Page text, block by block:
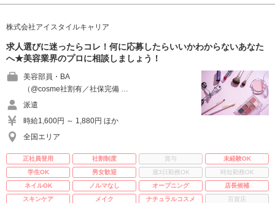
株式会社アイスタイルキャリア
求人選びに迷ったらコレ！何に応募したらいいかわからないあなた
へ★美容業界のプロに相談しましょう！
美容部員・BA
（@cosme社割有／社保完備 …
派遣
時給1,600円 ～ 1,880円 ほか
全国エリア
正社員登用 社割制度 賞与
未経験OK
学生OK
男女歓迎 週3日勤務OK
時短勤務OK
ネイルOK
ノルマなし オープニング
店長候補
スキンケア
メイク ナチュラルコスメ 百貨店